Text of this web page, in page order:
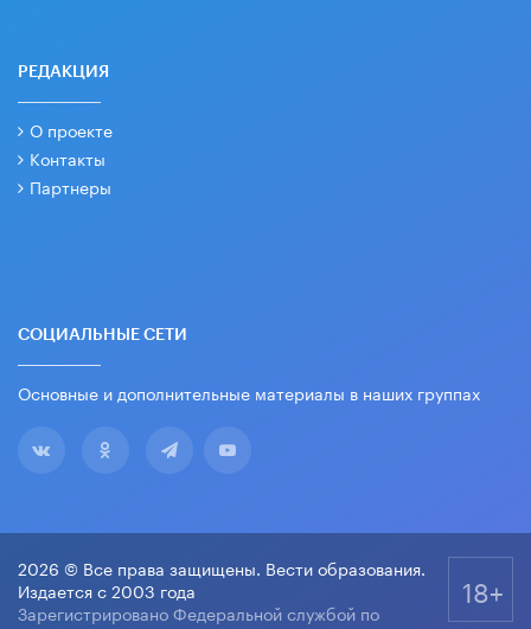
РЕДАКЦИЯ
О проекте
Контакты
Партнеры
СОЦИАЛЬНЫЕ СЕТИ
Основные и дополнительные материалы в наших группах
2026 © Все права защищены. Вести образования.
Издается с 2003 года
Зарегистрировано Федеральной службой по
18+